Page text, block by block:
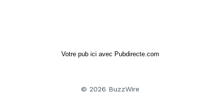
Votre pub ici avec Pubdirecte.com
© 2026 BuzzWire